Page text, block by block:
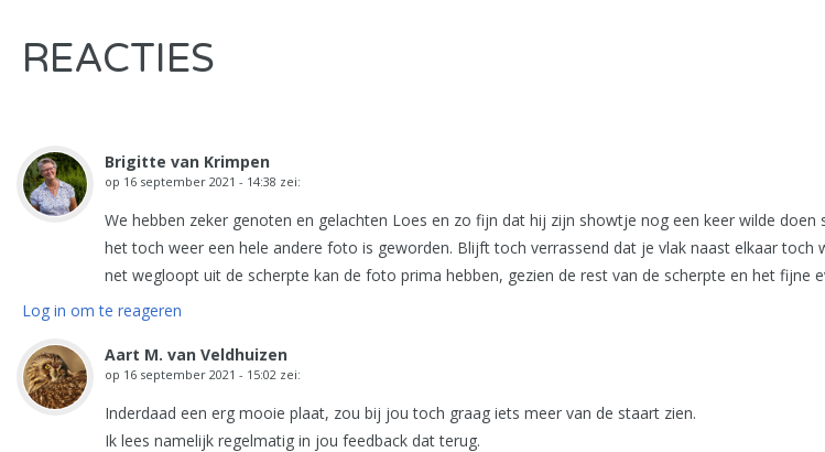
REACTIES
Brigitte van Krimpen
op 16 september 2021 - 14:38 zei:
We hebben zeker genoten en gelachten Loes en zo fijn dat hij zijn showtje nog een keer wilde
het toch weer een hele andere foto is geworden. Blijft toch verrassend dat je vlak naast elkaar
net wegloopt uit de scherpte kan de foto prima hebben, gezien de rest van de scherpte en het fijne
Log in om te reageren
Aart M. van Veldhuizen
op 16 september 2021 - 15:02 zei:
Inderdaad een erg mooie plaat, zou bij jou toch graag iets meer van de staart zien.
Ik lees namelijk regelmatig in jou feedback dat terug.